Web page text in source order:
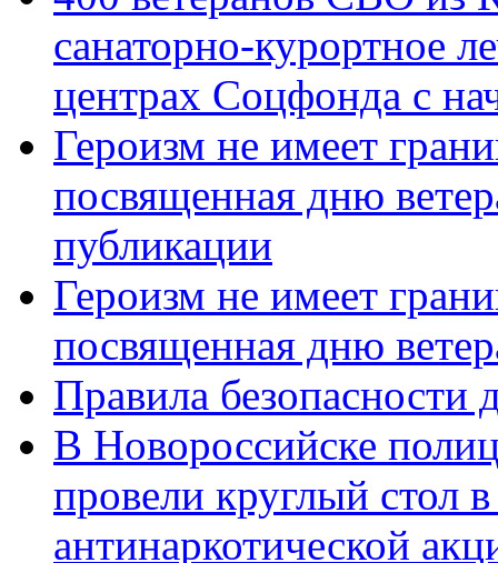
санаторно-курортное
центрах Соцфонда с
Героизм не имеет
посвященная дню
публикации
Героизм не имеет
посвященная дню
Правила безопасности
В Новороссийске
провели круглый стол
антинаркотической